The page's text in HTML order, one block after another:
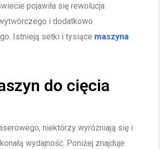
pojawiła się rewolucja
i dodatkowo
Istnieją setki i tysiące maszyna
do cięcia
niektórzy wyróżniają się i
wydajność. Poniżej znajduje